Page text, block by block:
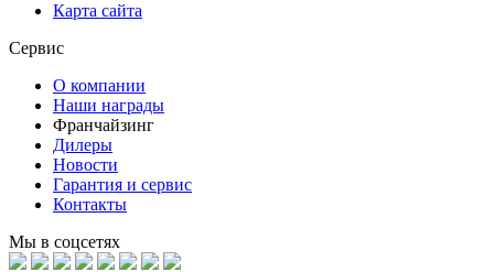
Карта сайта
Сервис
О компании
Наши награды
Франчайзинг
Дилеры
Новости
Гарантия и сервис
Контакты
Мы в соцсетях